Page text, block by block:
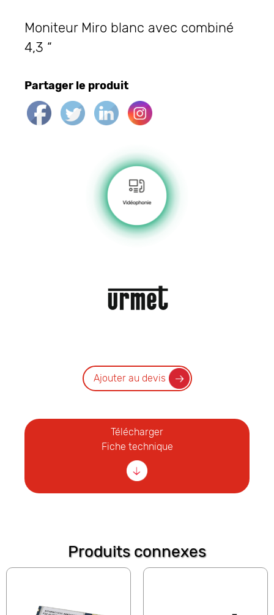
Moniteur Miro blanc avec combiné
4,3 “
Partager le produit
Ajouter au devis
Télécharger
Fiche technique
Produits connexes